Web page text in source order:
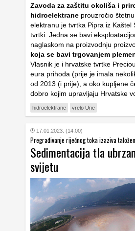
Zavoda za zaštitu okoliša i
hidroelektrane prouzročio
elektranu je tvrtka Pipra iz Kaštel
tvrtki. Jedna se bavi
naglaskom na proizvodnju
koja se bavi trgovanjem
Vlasnik je i hrvatske tvrtke
eura prihoda (prije je imala
od 2013 (i prije), a oko kupljene
dobro kojim upravljaju Hrvatske
hidroelektrane vrelo Une
17.01.2023. (14:00)
Pregrađivanje riječnog toka izaziva
Sedimentacija tla
svijetu